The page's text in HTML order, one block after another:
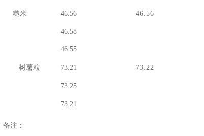
糙米 46.56 46.56
46.58
46.55
树薯粒 73.21 73.22
73.25
73.21
备注：